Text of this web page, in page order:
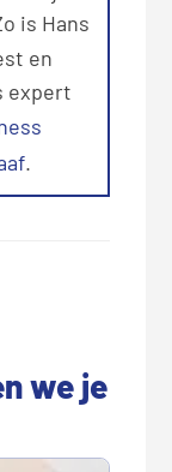
is Hans
en
expert
.
we je